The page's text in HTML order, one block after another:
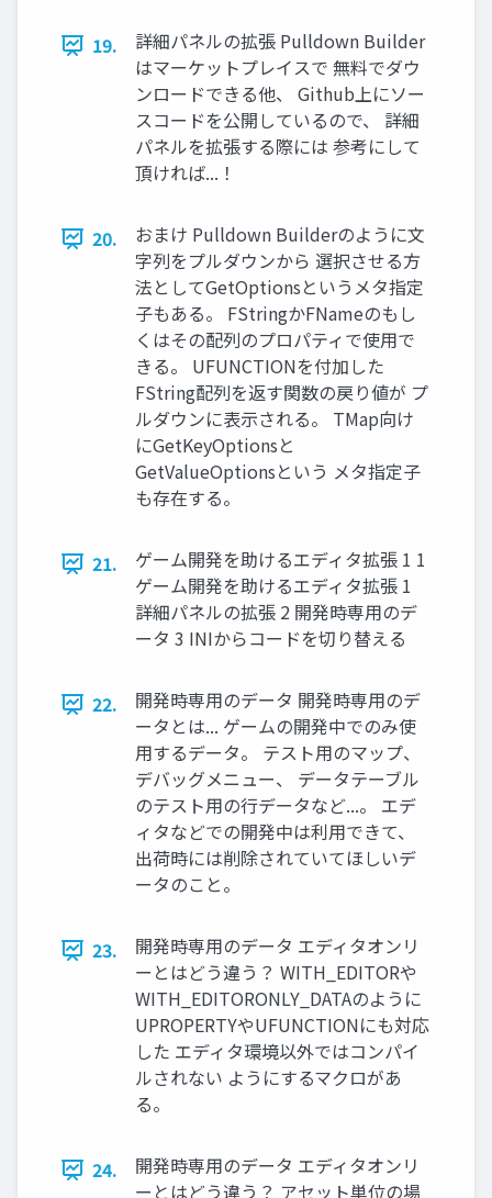
19.
詳細パネルの拡張 Pulldown Builder
はマーケットプレイスで 無料でダウ
ンロードできる他、 Github上にソー
スコードを公開しているので、 詳細
パネルを拡張する際には 参考にして
頂ければ...！
20.
おまけ Pulldown Builderのように文
字列をプルダウンから 選択させる方
法としてGetOptionsというメタ指定
子もある。 FStringかFNameのもし
くはその配列のプロパティで使用で
きる。 UFUNCTIONを付加した
FString配列を返す関数の戻り値が プ
ルダウンに表示される。 TMap向け
にGetKeyOptionsと
GetValueOptionsという メタ指定子
も存在する。
21.
ゲーム開発を助けるエディタ拡張 1 1
ゲーム開発を助けるエディタ拡張 1
詳細パネルの拡張 2 開発時専用のデ
ータ 3 INIからコードを切り替える
22.
開発時専用のデータ 開発時専用のデ
ータとは... ゲームの開発中でのみ使
用するデータ。 テスト用のマップ、
デバッグメニュー、 データテーブル
のテスト用の行データなど...。 エデ
ィタなどでの開発中は利用できて、
出荷時には削除されていてほしいデ
ータのこと。
23.
開発時専用のデータ エディタオンリ
ーとはどう違う？ WITH_EDITORや
WITH_EDITORONLY_DATAのように
UPROPERTYやUFUNCTIONにも対応
した エディタ環境以外ではコンパイ
ルされない ようにするマクロがあ
る。
24.
開発時専用のデータ エディタオンリ
ーとはどう違う？ アセット単位の場